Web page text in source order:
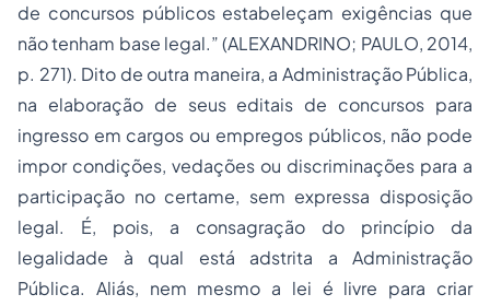
de concursos públicos estabeleçam exigências que
não tenham base legal.” (ALEXANDRINO; PAULO, 2014,
p. 271). Dito de outra maneira, a Administração Pública,
na elaboração de seus editais de concursos para
ingresso em cargos ou empregos públicos, não pode
impor condições, vedações ou discriminações para a
participação no certame, sem expressa disposição
legal. É, pois, a consagração do princípio da
legalidade à qual está adstrita a Administração
Pública. Aliás, nem mesmo a lei é livre para criar